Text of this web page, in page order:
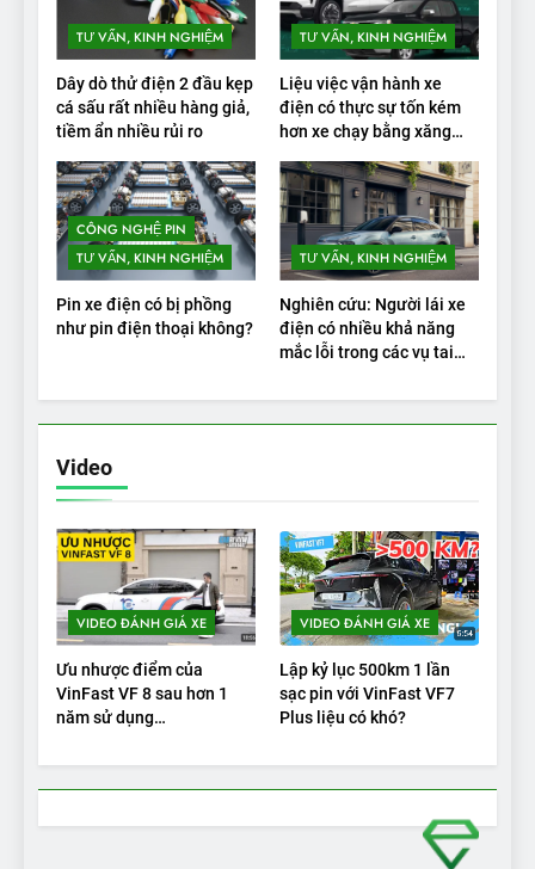
TƯ VẤN, KINH NGHIỆM
Dây dò thử điện 2 đầu kẹp
cá sấu rất nhiều hàng giả,
tiềm ẩn nhiều rủi ro
TƯ VẤN, KINH NGHIỆM
Liệu việc vận hành xe
điện có thực sự tốn kém
hơn xe chạy bằng xăng
CÔNG NGHỆ PIN
TƯ VẤN, KINH NGHIỆM
Pin xe điện có bị phồng
như pin điện thoại không?
TƯ VẤN, KINH NGHIỆM
Nghiên cứu: Người lái xe
điện có nhiều khả năng
mắc lỗi trong các vụ tai
Video
VIDEO ĐÁNH GIÁ XE
Ưu nhược điểm của
VinFast VF 8 sau hơn 1
năm sử dụng
VIDEO ĐÁNH GIÁ XE
Lập kỷ lục 500km 1 lần
sạc pin với VinFast VF7
Plus liệu có khó?